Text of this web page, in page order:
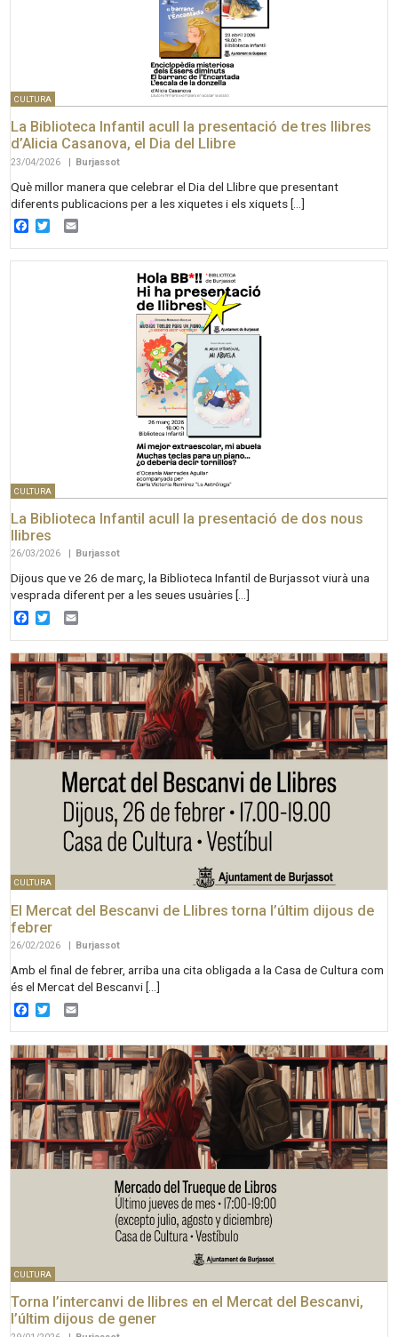
CULTURA
La Biblioteca Infantil acull la presentació de tres llibres
d’Alicia Casanova, el Dia del Llibre
23/04/2026 | Burjassot
Què millor manera que celebrar el Dia del Llibre que presentant
diferents publicacions per a les xiquetes i els xiquets […]
Facebook
Twitter
CULTURA
La Biblioteca Infantil acull la presentació de dos nous
llibres
26/03/2026 Burjassot
Dijous que ve 26 de març, la Biblioteca Infantil de Burjassot viurà una
vesprada diferent per a les seues usuàries […]
Facebook
Twitter
CULTURA
El Mercat del Bescanvi de Llibres torna l’últim dijous de
febrer
26/02/2026 | Burjassot
Amb el final de febrer, arriba una cita obligada a la Casa de Cultura com
és el Mercat del Bescanvi […]
Facebook
Twitter
CULTURA
Torna l’intercanvi de llibres en el Mercat del Bescanvi,
l’últim dijous de gener